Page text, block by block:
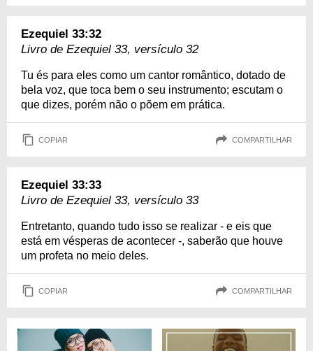
Ezequiel 33:32
Livro de Ezequiel 33, versículo 32
Tu és para eles como um cantor romântico, dotado de
bela voz, que toca bem o seu instrumento; escutam o
que dizes, porém não o põem em prática.
COPIAR COMPARTILHAR
Ezequiel 33:33
Livro de Ezequiel 33, versículo 33
Entretanto, quando tudo isso se realizar - e eis que
está em vésperas de acontecer -, saberão que houve
um profeta no meio deles.
COPIAR COMPARTILHAR